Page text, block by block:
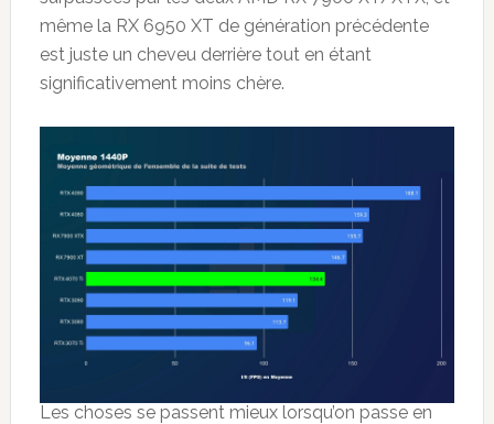
même la RX 6950 XT de génération précédente
est juste un cheveu derrière tout en étant
significativement moins chère.
Les choses se passent mieux lorsqu’on passe en